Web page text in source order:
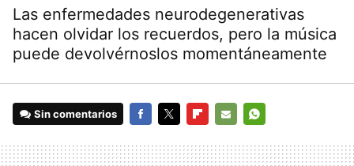
Las enfermedades neurodegenerativas
hacen olvidar los recuerdos, pero la música
puede devolvérnoslos momentáneamente
Sin comentarios
MAIL